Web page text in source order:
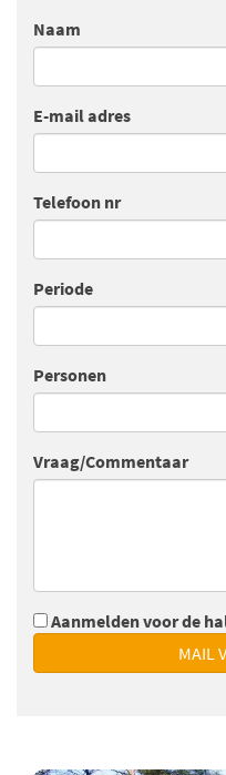
Naam
E-mail adres
Telefoon nr
Periode
Personen
Vraag/Commentaar
Aanmelden voor de
MAIL